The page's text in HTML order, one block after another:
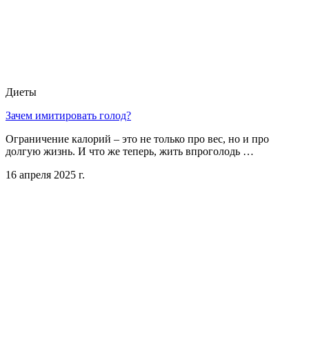
Диеты
Зачем имитировать голод?
Ограничение калорий – это не только про вес, но и про
долгую жизнь. И что же теперь, жить впроголодь …
16 апреля 2025 г.